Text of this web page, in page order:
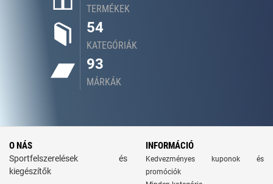
TERMÉKEK
54
KATEGÓRIÁK
93
MÁRKÁK
O NÁS
Sportfelszerelések és
kiegészítők
INFORMÁCIÓ
Kedvezményes kuponok és
promóciók